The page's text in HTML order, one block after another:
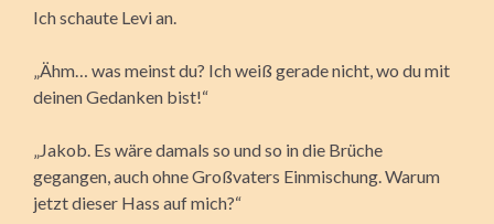
Ich schaute Levi an.
„Ähm… was meinst du? Ich weiß gerade nicht, wo du mit
deinen Gedanken bist!“
„Jakob. Es wäre damals so und so in die Brüche
gegangen, auch ohne Großvaters Einmischung. Warum
jetzt dieser Hass auf mich?“